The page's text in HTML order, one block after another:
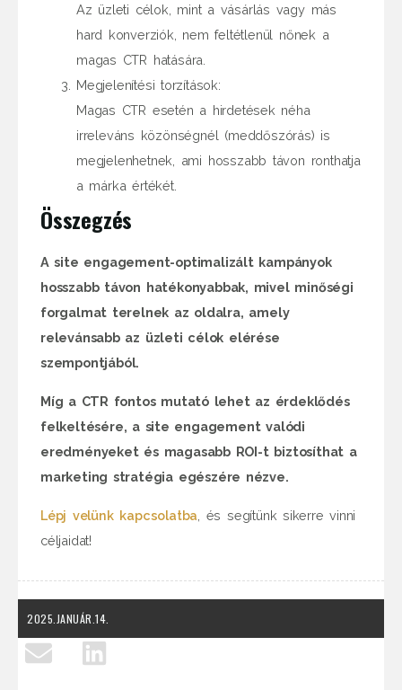
Az üzleti célok, mint a vásárlás vagy más
hard konverziók, nem feltétlenül nőnek a
magas CTR hatására.
Megjelenítési torzítások:
Magas CTR esetén a hirdetések néha
irreleváns közönségnél (meddőszórás) is
megjelenhetnek, ami hosszabb távon ronthatja
a márka értékét.
Összegzés
A site engagement-optimalizált kampányok
hosszabb távon hatékonyabbak, mivel minőségi
forgalmat terelnek az oldalra, amely
relevánsabb az üzleti célok elérése
szempontjából.
Míg a CTR fontos mutató lehet az érdeklődés
felkeltésére, a site engagement valódi
eredményeket és magasabb ROI-t biztosíthat a
marketing stratégia egészére nézve.
Lépj velünk kapcsolatba , és segítünk sikerre vinni
céljaidat!
2025.JANUÁR.14.